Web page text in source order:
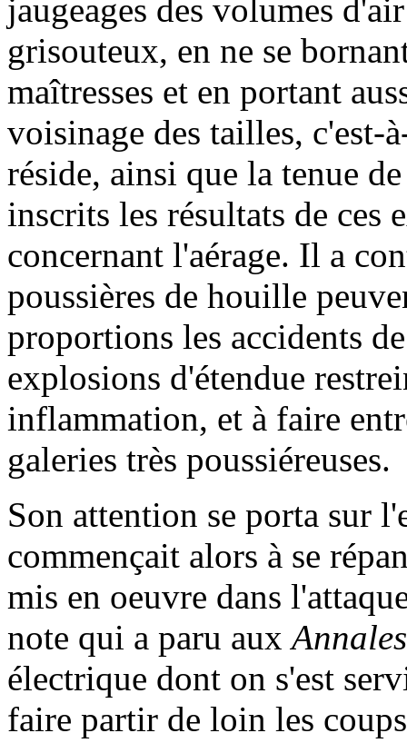
jaugeages des volumes
grisouteux, en ne se
maîtresses et en portant
voisinage des tailles, c'est-
réside, ainsi que la tenue
inscrits les résultats de ces
concernant l'aérage. Il a
poussières de houille
proportions les accidents
explosions d'étendue
inflammation, et à faire
galeries très poussiéreuses.
Son attention se porta sur
commençait alors à se
mis en oeuvre dans
note qui a paru aux
électrique dont on s'est
faire partir de loin les